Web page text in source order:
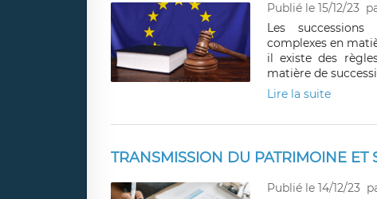
Publié le 15/12/23
Les
complexes en
il existe des
matière de
Lire la suite
TRANSMISSION DU PATRIMOINE ET
Publié le 14/12/23